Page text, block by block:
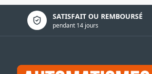
SATISFAIT OU REMBOURSÉ
pendant 14 jours
Politique de confidentialité